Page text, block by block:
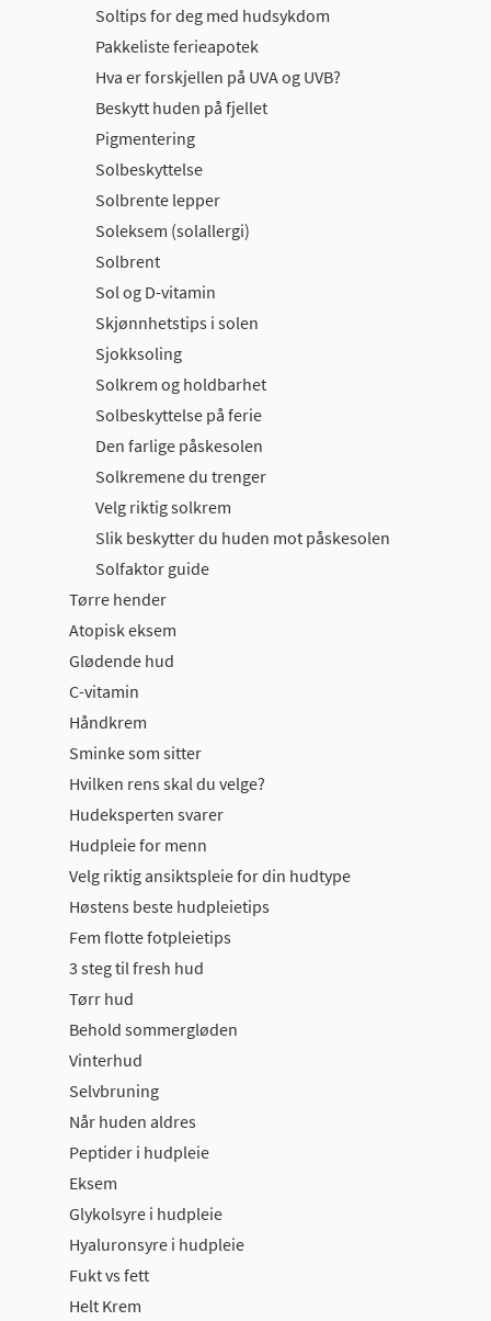
Soltips for deg med hudsykdom
Pakkeliste ferieapotek
Hva er forskjellen på UVA og UVB?
Beskytt huden på fjellet
Pigmentering
Solbeskyttelse
Solbrente lepper
Soleksem (solallergi)
Solbrent
Sol og D-vitamin
Skjønnhetstips i solen
Sjokksoling
Solkrem og holdbarhet
Solbeskyttelse på ferie
Den farlige påskesolen
Solkremene du trenger
Velg riktig solkrem
Slik beskytter du huden mot påskesolen
Solfaktor guide
Tørre hender
Atopisk eksem
Glødende hud
C-vitamin
Håndkrem
Sminke som sitter
Hvilken rens skal du velge?
Hudeksperten svarer
Hudpleie for menn
Velg riktig ansiktspleie for din hudtype
Høstens beste hudpleietips
Fem flotte fotpleietips
3 steg til fresh hud
Tørr hud
Behold sommergløden
Vinterhud
Selvbruning
Når huden aldres
Peptider i hudpleie
Eksem
Glykolsyre i hudpleie
Hyaluronsyre i hudpleie
Fukt vs fett
Helt Krem